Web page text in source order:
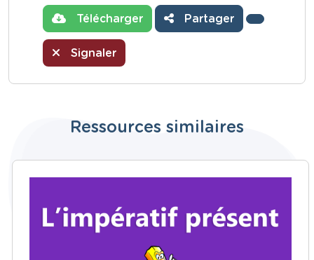
Télécharger Partager
Signaler
Ressources similaires